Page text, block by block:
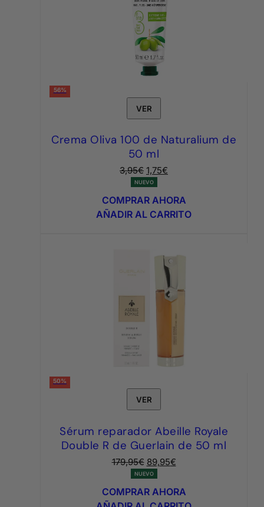
56%
VER
Crema Oliva 100 de Naturalium de
50 ml
3,95€ El
precio
original
era:
1,75€
actual
es:
NUEVO
COMPRAR AHORA
AÑADIR AL CARRITO
50%
VER
Sérum reparador Abeille Royale
Double R de Guerlain de 50 ml
179,95€ El
precio
original
era:
89,95€El
actual
es:
NUEVO
COMPRAR AHORA